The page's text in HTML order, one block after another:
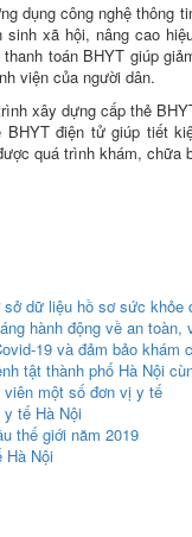
dụng công nghệ thông
xã hội, nâng cao
toán BHYT giúp
viện của người dân.
xây dựng cấp thẻ
điện tử giúp tiết
quá trình khám, chữa
dữ liệu hồ sơ sức khỏe
hành động về an toàn,
19 và đảm bảo khám
tật thành phố Hà Nội
viên một số đơn vị y tế
y tế Hà Nội
thế giới năm 2019
Hà Nội